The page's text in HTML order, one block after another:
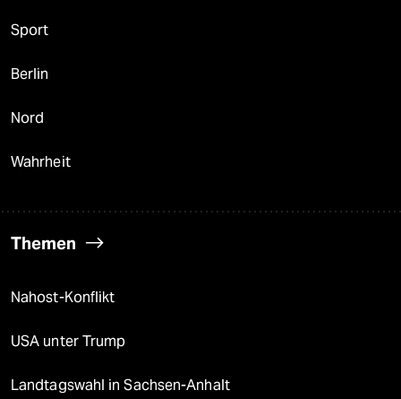
Sport
Berlin
Nord
Wahrheit
Themen
Nahost-Konflikt
USA unter Trump
Landtagswahl in Sachsen-Anhalt